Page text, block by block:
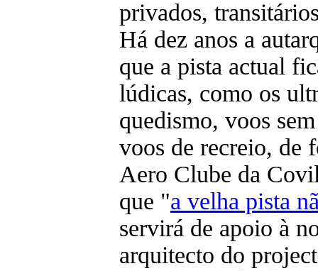
privados,
Há dez anos a
que a pista actual
lúdicas, como os
quedismo, voos
voos de recreio, de
Aero Clube da
que "a velha pista
servirá de apoio à
arquitecto do